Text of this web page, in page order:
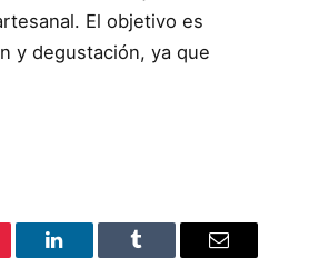
El objetivo es
y degustación, ya que
LinkedIn Tumblr Email